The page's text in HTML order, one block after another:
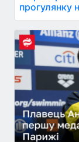
прогулянку